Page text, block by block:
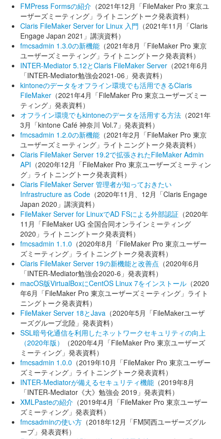
FMPress Formsの紹介 （2021年12月「FileMaker Pro 東京ユ
ーザーズミーティング」ライトニングトーク発表資料）
Claris FileMaker Server for Linux 入門 （2021年11月「Claris
Engage Japan 2021」講演資料）
fmcsadmin 1.3.0の新機能 （2021年8月「FileMaker Pro 東京
ユーザーズミーティング」ライトニングトーク発表資料）
INTER-Mediator 5.12とClaris FileMaker Server （2021年6月
「INTER-Mediator勉強会2021-06」発表資料）
kintoneのデータをオフライン環境でも活用できるClaris
FileMaker （2021年4月「FileMaker Pro 東京ユーザーズミー
ティング」発表資料）
オフライン環境でもkintoneのデータを活用する方法 （2021年
3月「kintone Café 神奈川 Vol.7」発表資料）
fmcsadmin 1.2.0の新機能 （2021年2月「FileMaker Pro 東京
ユーザーズミーティング」ライトニングトーク発表資料）
Claris FileMaker Server 19.2で拡張されたFileMaker Admin
API （2020年12月「FileMaker Pro 東京ユーザーズミーティン
グ」ライトニングトーク発表資料）
Claris FileMaker Server 管理者が知っておきたい
Infrastructure as Code （2020年11月、12月「Claris Engage
Japan 2020」講演資料）
FileMaker Server for LinuxでAD FSによる外部認証 （2020年
11月「FileMaker UG 全国合同オンラインミーティング
2020」ライトニングトーク発表資料）
fmcsadmin 1.1.0 （2020年8月「FileMaker Pro 東京ユーザー
ズミーティング」ライトニングトーク発表資料）
Claris FileMaker Server 19の新機能と改善点 （2020年6月
「INTER-Mediator勉強会2020-6」発表資料）
macOS版VirtualBoxにCentOS Linux 7をインストール （2020
年6月「FileMaker Pro 東京ユーザーズミーティング」ライト
ニングトーク発表資料）
FileMaker Server 18とJava （2020年5月「FileMakerユーザ
ーズグループ北陸」発表資料）
SSL暗号化通信を利用したネットワークセキュリティの向上
（2020年版）
（2020年4月「FileMaker Pro 東京ユーザーズ
ミーティング」発表資料）
fmcsadmin 1.0.0 （2019年10月「FileMaker Pro 東京ユーザー
ズミーティング」ライトニングトーク発表資料）
INTER-Mediatorが備えるセキュリティ機能 （2019年8月
「INTER-Mediator《大》勉強会 2019」発表資料）
XMLPasteの紹介 （2019年4月「FileMaker Pro 東京ユーザー
ズミーティング」発表資料）
fmcsadminの使い方 （2018年12月「FM関西ユーザーズグル
ープ」発表資料）